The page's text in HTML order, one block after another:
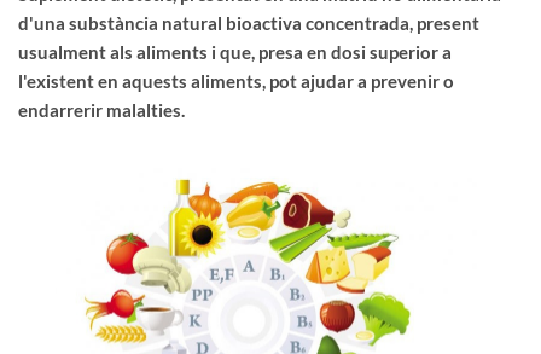
d'una substància natural bioactiva concentrada, present
usualment als aliments i que, presa en dosi superior a
l'existent en aquests aliments, pot ajudar a prevenir o
endarrerir malalties.